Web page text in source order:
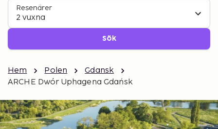
Resenärer
2 vuxna
Sök
Hem Polen
Gdansk
ARCHE Dwór Uphagena Gdańsk